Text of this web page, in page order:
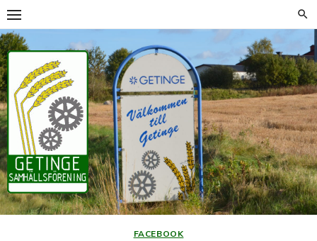
Hoppa
till
innehåll
FACEBOOK